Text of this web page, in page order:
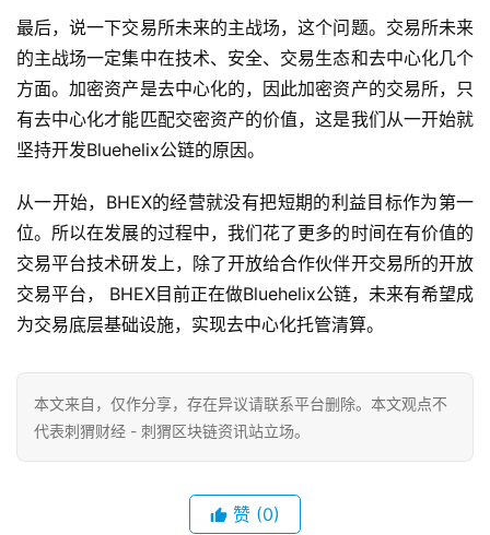
最后，说一下交易所未来的主战场，这个问题。交易所未来
的主战场一定集中在技术、安全、交易生态和去中心化几个
方面。加密资产是去中心化的，因此加密资产的交易所，只
有去中心化才能匹配交密资产的价值，这是我们从一开始就
坚持开发Bluehelix公链的原因。
从一开始，BHEX的经营就没有把短期的利益目标作为第一
位。所以在发展的过程中，我们花了更多的时间在有价值的
交易平台技术研发上，除了开放给合作伙伴开交易所的开放
交易平台， BHEX目前正在做Bluehelix公链，未来有希望成
为交易底层基础设施，实现去中心化托管清算。
本文来自 ，仅作分享，存在异议请联系平台删除。本文观点不
代表刺猬财经 - 刺猬区块链资讯站立场。
赞 (0)